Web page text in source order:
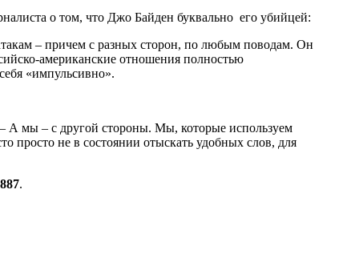
о том, что Джо Байден буквально его убийцей:
– причем с разных сторон, по любым поводам. Он
американские отношения полностью
«импульсивно».
А мы – с другой стороны. Мы, которые используем
не в состоянии отыскать удобных слов, для
.